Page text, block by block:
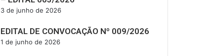
3 de junho de 2026
EDITAL DE CONVOCAÇÃO Nº 009/2026
1 de junho de 2026